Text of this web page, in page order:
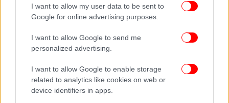
I want to allow my user data to be sent to
Google for online advertising purposes.
I want to allow Google to send me
personalized advertising.
I want to allow Google to enable storage
related to analytics like cookies on web or
device identifiers in apps.
ελέγχου προσφέρουν λίστες αποκλεισμού
(blacklists) και λίστες επιτρεπόμενων (whitelists),
επιτρέποντάς σας να επιλέξετε ποιες ιστοσελίδες
είναι ασφαλείς για το παιδί σας και ποιες όχι.
αυτόματα αποκλείουν ιστοσελίδες με ακατάλληλο
περιεχόμενο, όπως βία, πορνογραφία ή επικίνδυνες
πληροφορίες. Αυτή η λειτουργία εξασφαλίζει ότι το